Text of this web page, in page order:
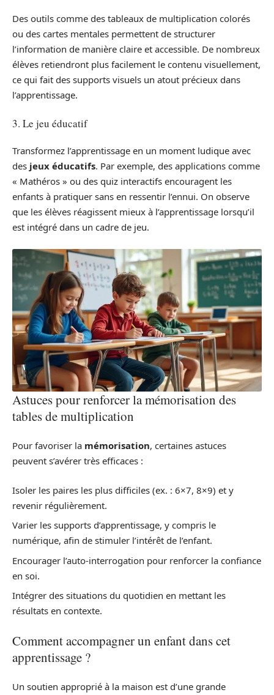
Des outils comme des tableaux de multiplication colorés
ou des cartes mentales permettent de structurer
l’information de manière claire et accessible. De nombreux
élèves retiendront plus facilement le contenu visuellement,
ce qui fait des supports visuels un atout précieux dans
l’apprentissage.
3. Le jeu éducatif
Transformez l’apprentissage en un moment ludique avec
des jeux éducatifs. Par exemple, des applications comme
« Mathéros » ou des quiz interactifs encouragent les
enfants à pratiquer sans en ressentir l’ennui. On observe
que les élèves réagissent mieux à l’apprentissage lorsqu’il
est intégré dans un cadre de jeu.
Astuces pour renforcer la mémorisation des
tables de multiplication
Pour favoriser la mémorisation, certaines astuces
peuvent s’avérer très efficaces :
Isoler les paires les plus difficiles (ex. : 6×7, 8×9) et y
revenir régulièrement.
Varier les supports d’apprentissage, y compris le
numérique, afin de stimuler l’intérêt de l’enfant.
Encourager l’auto-interrogation pour renforcer la confiance
en soi.
Intégrer des situations du quotidien en mettant les
résultats en contexte.
Comment accompagner un enfant dans cet
apprentissage ?
Un soutien approprié à la maison est d’une grande